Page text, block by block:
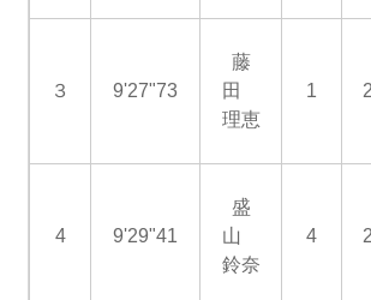
３ 9'27"73
藤
田
理恵
1
4 9'29"41
盛
山
鈴奈
4